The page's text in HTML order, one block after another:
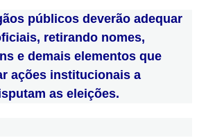
públicos deverão adequar
retirando nomes,
e demais elementos que
ações institucionais a
as eleições.